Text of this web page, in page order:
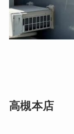
高槻本店